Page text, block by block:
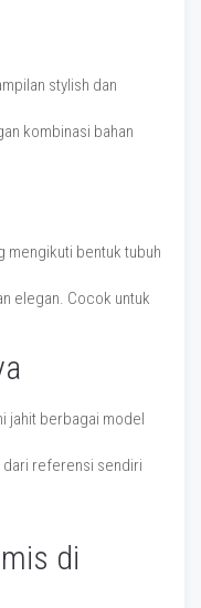
stylish dan
kombinasi bahan
mengikuti bentuk tubuh
elegan. Cocok untuk
jahit berbagai model
dari referensi sendiri
di